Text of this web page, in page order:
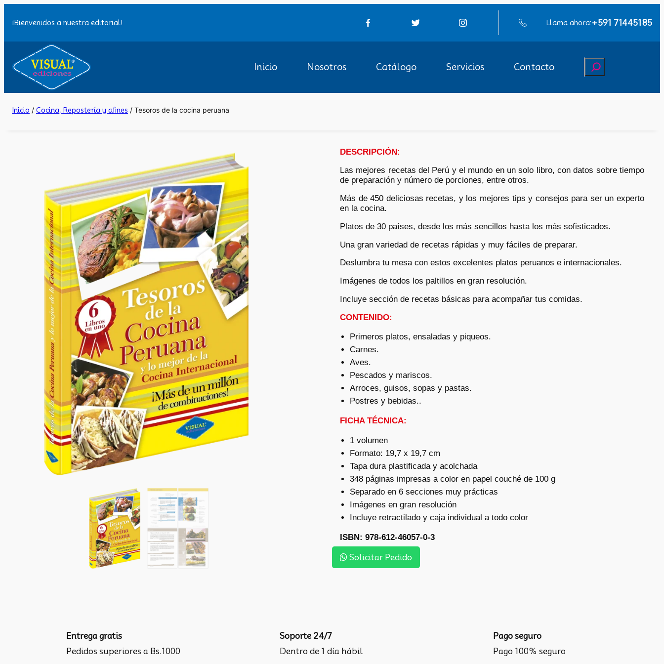
¡Bienvenidos a nuestra editorial! Llama ahora:+591 71445185
Inicio Nosotros Catálogo Servicios Contacto Buscar
Inicio / Cocina, Repostería y afines / Tesoros de la cocina peruana
DESCRIPCIÓN:
Las mejores recetas del Perú y el mundo en un solo libro, con datos sobre tiempo
de preparación y número de porciones, entre otros.
Más de 450 deliciosas recetas, y los mejores tips y consejos para ser un experto
en la cocina.
Platos de 30 países, desde los más sencillos hasta los más sofisticados.
Una gran variedad de recetas rápidas y muy fáciles de preparar.
Deslumbra tu mesa con estos excelentes platos peruanos e internacionales.
Imágenes de todos los paltillos en gran resolución.
Incluye sección de recetas básicas para acompañar tus comidas.
CONTENIDO:
Primeros platos, ensaladas y piqueos.
Carnes.
Aves.
Pescados y mariscos.
Arroces, guisos, sopas y pastas.
Postres y bebidas..
FICHA TÉCNICA:
1 volumen
Formato: 19,7 x 19,7 cm
Tapa dura plastificada y acolchada
348 páginas impresas a color en papel couché de 100 g
Separado en 6 secciones muy prácticas
Imágenes en gran resolución
Incluye retractilado y caja individual a todo color
ISBN: 978-612-46057-0-3
Solicitar Pedido
Entrega gratis
Pedidos superiores a Bs.1000
Soporte 24/7
Dentro de 1 día hábil
Pago seguro
Pago 100% seguro